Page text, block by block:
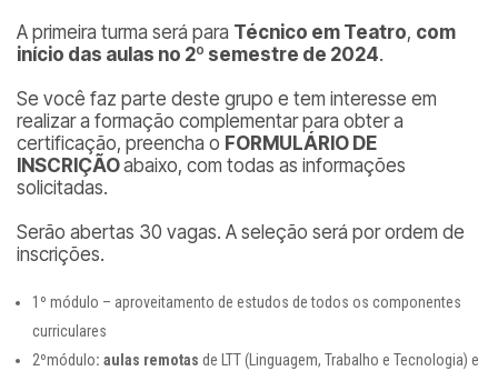
A primeira turma será para Técnico em Teatro, com
início das aulas no 2º semestre de 2024.
Se você faz parte deste grupo e tem interesse em
realizar a formação complementar para obter a
certificação, preencha o FORMULÁRIO DE
INSCRIÇÃOabaixo, com todas as informações
solicitadas.
Serão abertas 30 vagas. A seleção será por ordem de
inscrições.
1º módulo – aproveitamento de estudos de todos os componentes
curriculares
2ºmódulo: aulas remotas de LTT (Linguagem, Trabalho e Tecnologia) e